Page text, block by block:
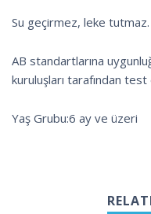
Su geçirmez, leke tutmaz.
AB standartlarına
kuruluşları tarafından test
Yaş Grubu:6 ay ve üzeri